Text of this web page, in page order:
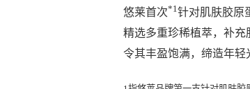
悠莱首次*1 针对肌肤胶原
精选多重珍稀植萃，补
令其丰盈饱满，缔造年轻